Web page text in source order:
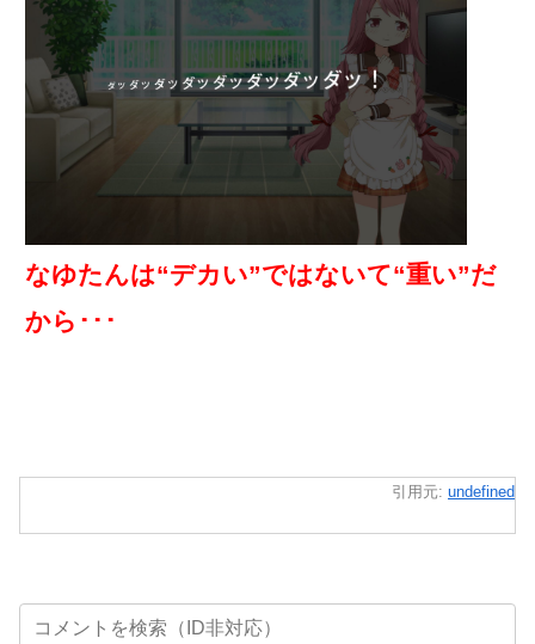
なゆたんは“デカい”ではないて“重い”だ
から･･･
引用元: undefined